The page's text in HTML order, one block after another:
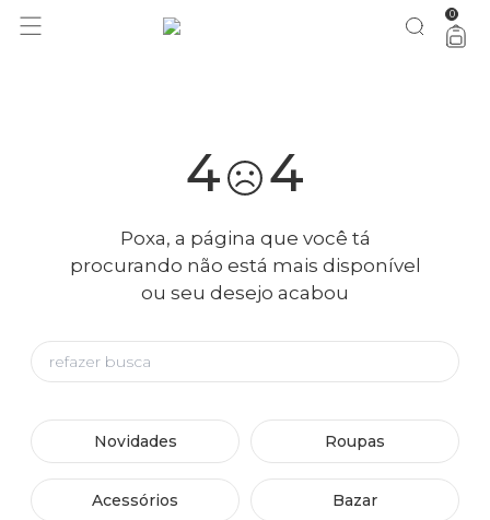
você merece 30% OFF pra comemorar com a gente aproveita! 0
4 4
Poxa, a página que você tá
procurando não está mais disponível
ou seu desejo acabou
Novidades Roupas
Acessórios Bazar